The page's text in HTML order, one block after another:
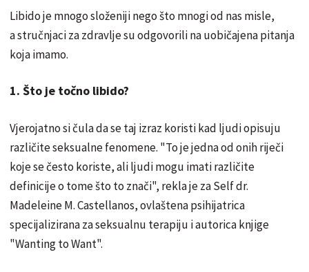
Libido je mnogo složeniji nego što mnogi od nas misle,
a stručnjaci za zdravlje su odgovorili na uobičajena pitanja
koja imamo.
1. Što je točno libido?
Vjerojatno si čula da se taj izraz koristi kad ljudi opisuju
različite seksualne fenomene. "To je jedna od onih riječi
koje se često koriste, ali ljudi mogu imati različite
definicije o tome što to znači", rekla je za Self dr.
Madeleine M. Castellanos, ovlaštena psihijatrica
specijalizirana za seksualnu terapiju i autorica knjige
"Wanting to Want".